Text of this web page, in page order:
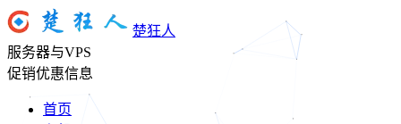
楚狂人
服务器与VPS
促销优惠信息
首页